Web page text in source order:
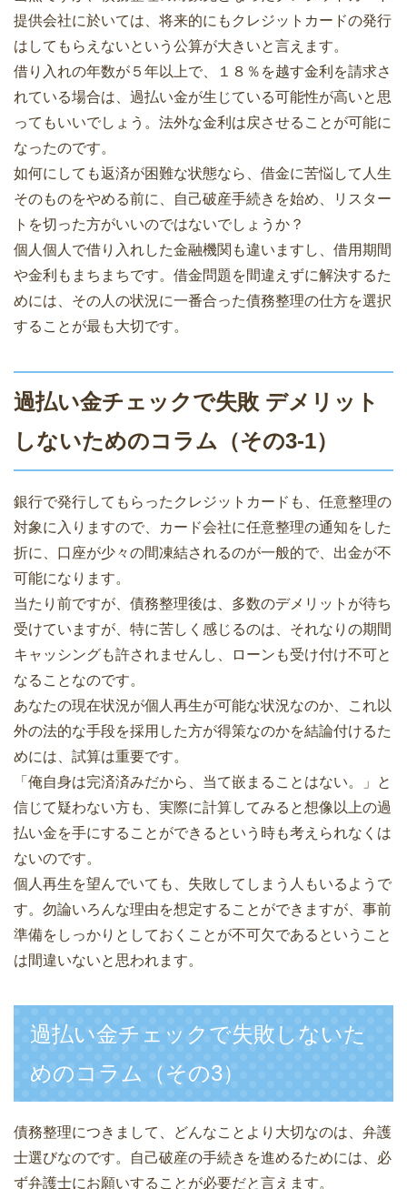
提供会社に於いては、将来的にもクレジットカードの発行
はしてもらえないという公算が大きいと言えます。
借り入れの年数が５年以上で、１８％を越す金利を請求さ
れている場合は、過払い金が生じている可能性が高いと思
ってもいいでしょう。法外な金利は戻させることが可能に
なったのです。
如何にしても返済が困難な状態なら、借金に苦悩して人生
そのものをやめる前に、自己破産手続きを始め、リスター
トを切った方がいいのではないでしょうか？
個人個人で借り入れした金融機関も違いますし、借用期間
や金利もまちまちです。借金問題を間違えずに解決するた
めには、その人の状況に一番合った債務整理の仕方を選択
することが最も大切です。
過払い金チェックで失敗 デメリット
しないためのコラム（その3-1）
銀行で発行してもらったクレジットカードも、任意整理の
対象に入りますので、カード会社に任意整理の通知をした
折に、口座が少々の間凍結されるのが一般的で、出金が不
可能になります。
当たり前ですが、債務整理後は、多数のデメリットが待ち
受けていますが、特に苦しく感じるのは、それなりの期間
キャッシングも許されませんし、ローンも受け付け不可と
なることなのです。
あなたの現在状況が個人再生が可能な状況なのか、これ以
外の法的な手段を採用した方が得策なのかを結論付けるた
めには、試算は重要です。
「俺自身は完済済みだから、当て嵌まることはない。」と
信じて疑わない方も、実際に計算してみると想像以上の過
払い金を手にすることができるという時も考えられなくは
ないのです。
個人再生を望んでいても、失敗してしまう人もいるようで
す。勿論いろんな理由を想定することができますが、事前
準備をしっかりとしておくことが不可欠であるということ
は間違いないと思われます。
過払い金チェックで失敗しないた
めのコラム（その3）
債務整理につきまして、どんなことより大切なのは、弁護
士選びなのです。自己破産の手続きを進めるためには、必
ず弁護士にお願いすることが必要だと言えます。